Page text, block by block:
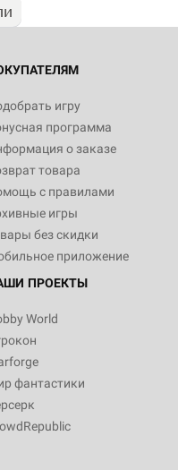
игру
программа
о заказе
товара
с правилами
игры
без скидки
приложение
ПРОЕКТЫ
World
фантастики